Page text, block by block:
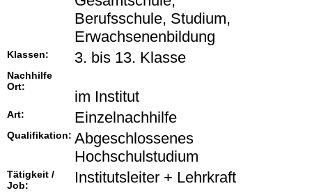
Berufsschule, Studium,
Erwachsenenbildung
Klassen: 3. bis 13. Klasse
Nachhilfe
Ort:
im Institut
Art: Einzelnachhilfe
Qualifikation: Abgeschlossenes
Hochschulstudium
Tätigkeit /
Job:
Institutsleiter + Lehrkraft